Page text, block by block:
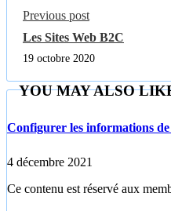
Previous post
Les Sites Web B2C
19 octobre 2020
YOU MAY ALSO
Configurer les informations
4 décembre 2021
Ce contenu est réservé aux